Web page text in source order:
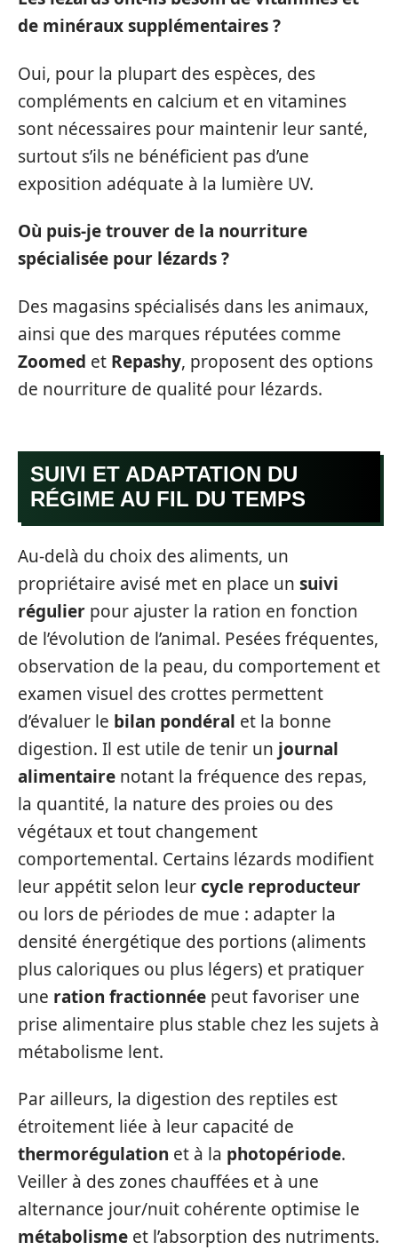
de minéraux supplémentaires ?
Oui, pour la plupart des espèces, des
compléments en calcium et en vitamines
sont nécessaires pour maintenir leur santé,
surtout s’ils ne bénéficient pas d’une
exposition adéquate à la lumière UV.
Où puis-je trouver de la nourriture
spécialisée pour lézards ?
Des magasins spécialisés dans les animaux,
ainsi que des marques réputées comme
Zoomed et Repashy, proposent des options
de nourriture de qualité pour lézards.
SUIVI ET ADAPTATION DU
RÉGIME AU FIL DU TEMPS
Au-delà du choix des aliments, un
propriétaire avisé met en place un suivi
régulier pour ajuster la ration en fonction
de l’évolution de l’animal. Pesées fréquentes,
observation de la peau, du comportement et
examen visuel des crottes permettent
d’évaluer le bilan pondéral et la bonne
digestion. Il est utile de tenir un journal
alimentaire notant la fréquence des repas,
la quantité, la nature des proies ou des
végétaux et tout changement
comportemental. Certains lézards modifient
leur appétit selon leurcycle reproducteur
ou lors de périodes de mue : adapter la
densité énergétique des portions (aliments
plus caloriques ou plus légers) et pratiquer
une ration fractionnée peut favoriser une
prise alimentaire plus stable chez les sujets à
métabolisme lent.
Par ailleurs, la digestion des reptiles est
étroitement liée à leur capacité de
thermorégulation et à la photopériode.
Veiller à des zones chauffées et à une
alternance jour/nuit cohérente optimise le
métabolisme et l’absorption des nutriments.